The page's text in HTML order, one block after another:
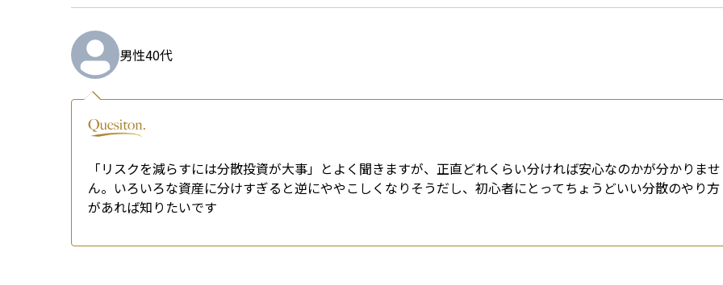
男性40代
「リスクを減らすには分散投資が大事」とよく聞きますが、正直どれくらい分ければ安心なのかが分かりませ
ん。いろいろな資産に分けすぎると逆にややこしくなりそうだし、初心者にとってちょうどいい分散のやり方
があれば知りたいです